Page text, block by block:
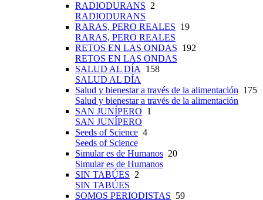
RADIODURANS 2
RADIODURANS
RARAS, PERO REALES 19
RARAS, PERO REALES
RETOS EN LAS ONDAS 192
RETOS EN LAS ONDAS
SALUD AL DÍA
158
SALUD AL DÍA
Salud y bienestar a través de la alimentación 175
Salud y bienestar a través de la alimentación
SAN JUNÍPERO 1
SAN JUNÍPERO
Seeds of Science 4
Seeds of Science
Simular es de Humanos 20
Simular es de Humanos
SIN TABÚES 2
SIN TABÚES
SOMOS PERIODISTAS 59